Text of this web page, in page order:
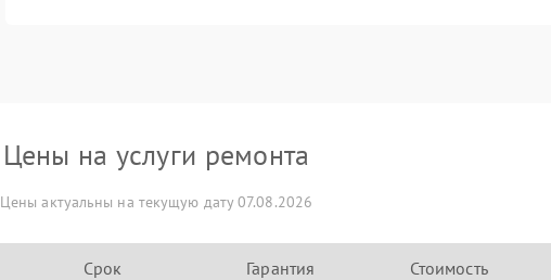
Цены на услуги ремонта
Цены актуальны на текущую дату 07.08.2026
Срок Гарантия Стоимость